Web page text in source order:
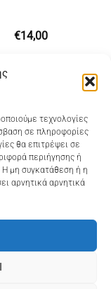
τεχνολογίες
σε πληροφορίες
θα επιτρέψει σε
περιήγησης ή
Η μη συγκατάθεση ή η
αρνητικά αρνητικά
€14,00
33, τηλ 28210
28210 94712
ΕΠΙΣΤΡΟΦΏΝ
(ΕΕ)